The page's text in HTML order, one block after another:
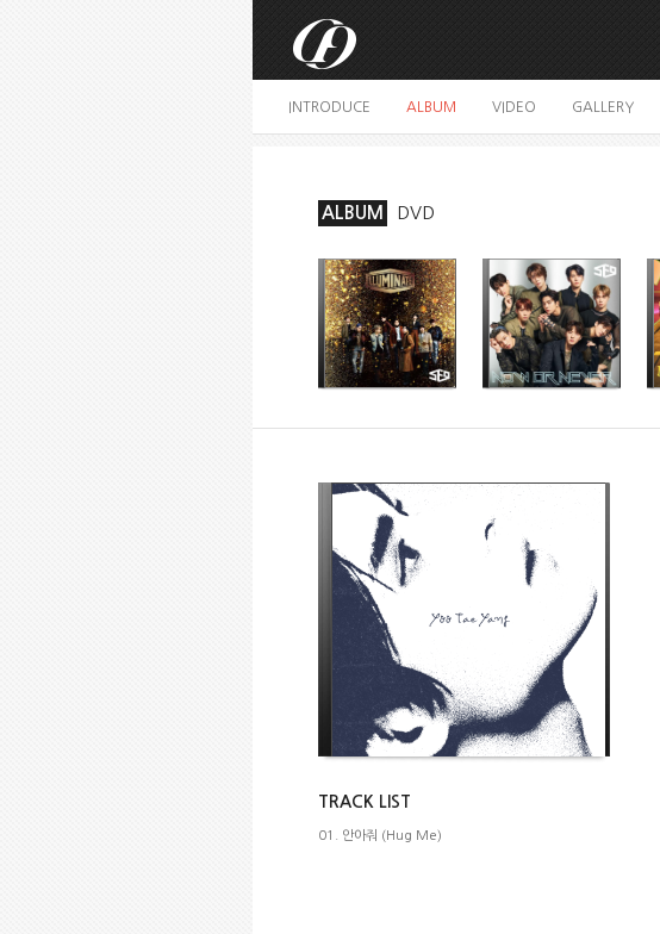
INTRODUCE ALBUM VIDEO GALLERY
ALBUM DVD
TRACK LIST
01. 안아줘 (Hug Me)